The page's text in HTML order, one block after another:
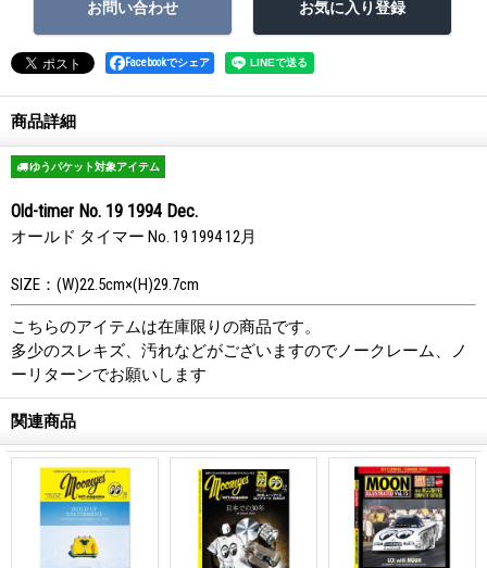
Facebookでシェア
商品詳細
ゆうパケット対象アイテム
Old-timer No. 19 1994 Dec.
オールド タイマー No. 19 1994 12月
SIZE：(W)22.5cm×(H)29.7cm
こちらのアイテムは在庫限りの商品です。
多少のスレキズ、汚れなどがございますのでノークレーム、ノ
ーリターンでお願いします
関連商品